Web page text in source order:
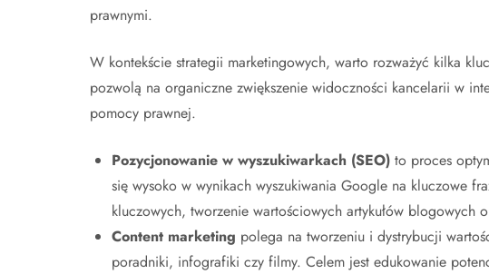
prawnymi.
W kontekście strategii marketingowych, warto rozważyć kilka
pozwolą na organiczne zwiększenie widoczności kancelarii w
pomocy prawnej.
Pozycjonowanie w wyszukiwarkach (SEO)to proces
się wysoko w wynikach wyszukiwania Google na kluczowe
kluczowych, tworzenie wartościowych artykułów blogowych
Content marketing polega na tworzeniu i dystrybucji
poradniki, infografiki czy filmy. Celem jest edukowanie